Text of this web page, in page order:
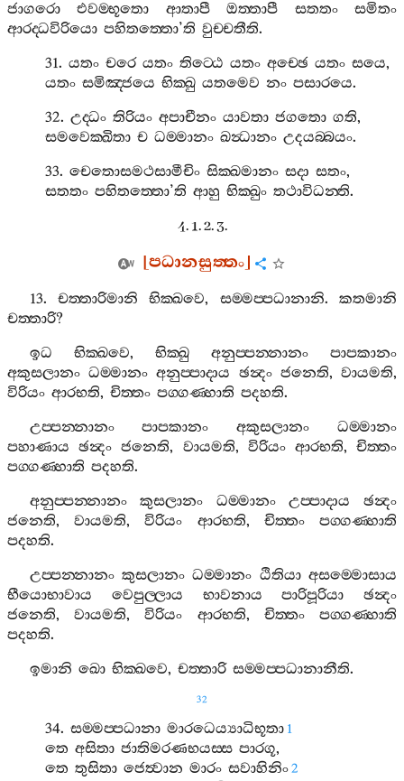
ජාගරො
එවම‍්භූතො ආතාපී ඔත‍්තාපී සතතං
සමිතං
ආරද‍්ධවිරියො පහිතත‍්තො’ති වුච‍්චතීති.
31.යතං චරෙ යතං තිට‍්ඨෙ යතං අච‍්ඡෙ යතං සයෙ,
යතං සමිඤ‍්ජයෙ භික‍්ඛු යතමෙව නං පසාරයෙ.
32.උද‍්ධං තිරියං අපාචීනං යාවතා ජගතො ගති,
සමවෙක‍්ඛිතා ච ධම‍්මානං ඛන්‍ධානං උදයබ‍්බයං.
33.චෙතොසමථසාමීචිං සික‍්ඛමානං සදා සතං,
සතතං පහිතත‍්තො’ති ආහු භික‍්ඛුං තථාවිධන‍්ති.
4. 1. 2. 3.
[පධානසුත‍්තං]
13. චත‍්තාරිමානි භික‍්ඛවෙ, සම‍්මප‍්පධානානි. කතමානි
චත‍්තාරි?
ඉධ
භික‍්ඛවෙ, භික‍්ඛු අනුප‍්පන‍්නානං
පාපකානං
අකුසලානං ධම‍්මානං අනුප‍්පාදාය ඡන්‍දං ජනෙති,වායමති,
විරියං ආරභති, චිත‍්තං පග‍්ගණ‍්හාති පදහති.
උප‍්පන‍්නානං
පාපකානං අකුසලානං
ධම‍්මානං
පහාණාය ඡන්‍දං ජනෙති, වායමති, විරියං ආරභති,චිත‍්තං
පග‍්ගණ‍්හාති පදහති.
අනුප‍්පන‍්නානං
කුසලානං ධම‍්මානං උප‍්පාදාය
ඡන්‍දං
ජනෙති,වායමති,විරියං ආරභති, චිත‍්තං
පග‍්ගණ‍්හාති
පදහති.
උප‍්පන‍්නානං කුසලානං ධම‍්මානං ඨිතියා අසම‍්මොසාය
භීයොභාවාය
වෙපුල‍්ලාය භාවනාය පාරිපූරියා
ඡන්‍දං
ජනෙති,වායමති,විරියං ආරභති, චිත‍්තං
පග‍්ගණ‍්හාති
පදහති.
ඉමානි ඛො භික‍්ඛවෙ, චත‍්තාරි සම‍්මප‍්පධානානීති.
32
34.සම‍්මප‍්පධානා මාරධෙය්‍යාධිභූතා 1
තෙ අසිතා ජාතිමරණභයස‍්ස පාරගූ,
තෙ තුසිතා ජෙත්‍වාන මාරං සවාහිනිං2